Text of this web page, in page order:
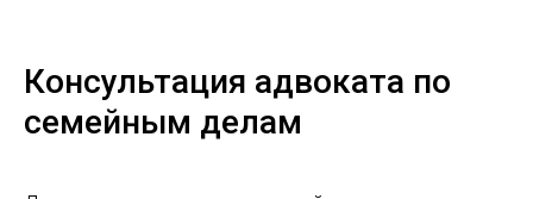
Консультация адвоката по
семейным делам